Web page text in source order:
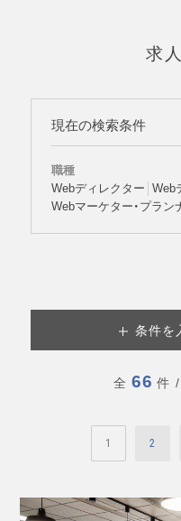
求
現在の検索条件
職種
Webディレクター Web
Webマーケター・プラン
条件を
全 66 件
1 2